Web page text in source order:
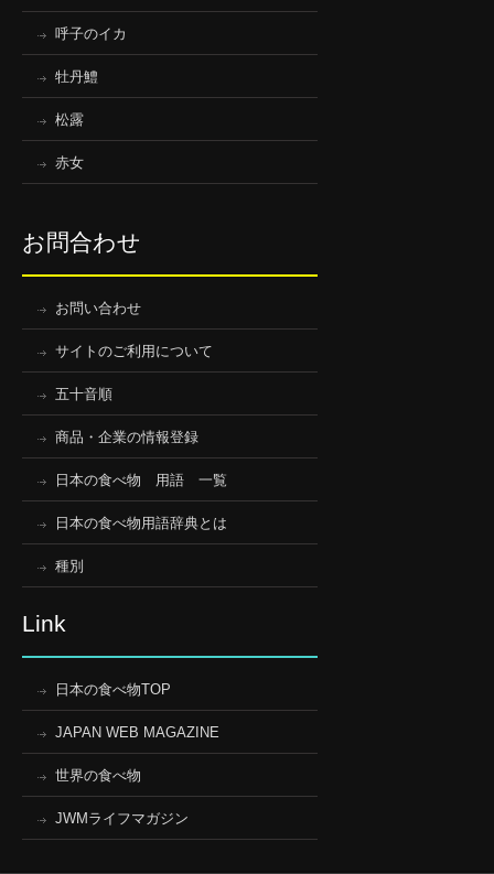
呼子のイカ
牡丹鱧
松露
赤女
お問合わせ
お問い合わせ
サイトのご利用について
五十音順
商品・企業の情報登録
日本の食べ物 用語 一覧
日本の食べ物用語辞典とは
種別
Link
日本の食べ物TOP
JAPAN WEB MAGAZINE
世界の食べ物
JWMライフマガジン